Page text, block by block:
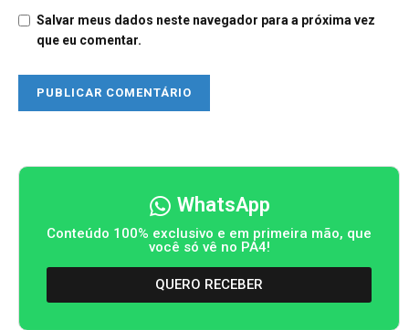
Salvar meus dados neste navegador para a próxima vez
que eu comentar.
WhatsApp
Conteúdo 100% exclusivo e em primeira mão, que
você só vê no PA4!
QUERO RECEBER